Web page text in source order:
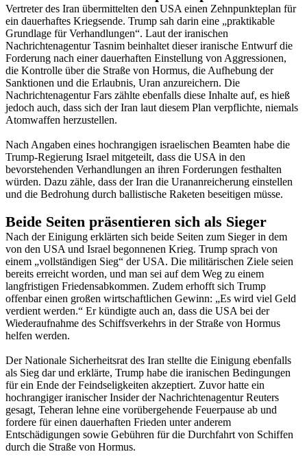
Vertreter des Iran übermittelten den USA einen Zehnpunkteplan für
ein dauerhaftes Kriegsende. Trump sah darin eine „praktikable
Grundlage für Verhandlungen“. Laut der iranischen
Nachrichtenagentur Tasnim beinhaltet dieser iranische Entwurf die
Forderung nach einer dauerhaften Einstellung von Aggressionen,
die Kontrolle über die Straße von Hormus, die Aufhebung der
Sanktionen und die Erlaubnis, Uran anzureichern. Die
Nachrichtenagentur Fars zählte ebenfalls diese Inhalte auf, es hieß
jedoch auch, dass sich der Iran laut diesem Plan verpflichte, niemals
Atomwaffen herzustellen.
Nach Angaben eines hochrangigen israelischen Beamten habe die
Trump-Regierung Israel mitgeteilt, dass die USA in den
bevorstehenden Verhandlungen an ihren Forderungen festhalten
würden. Dazu zähle, dass der Iran die Urananreicherung einstellen
und die Bedrohung durch ballistische Raketen beseitigen müsse.
Beide Seiten präsentieren sich als Sieger
Nach der Einigung erklärten sich beide Seiten zum Sieger in dem
von den USA und Israel begonnenen Krieg. Trump sprach von
einem „vollständigen Sieg“ der USA. Die militärischen Ziele seien
bereits erreicht worden, und man sei auf dem Weg zu einem
langfristigen Friedensabkommen. Zudem erhofft sich Trump
offenbar einen großen wirtschaftlichen Gewinn: „Es wird viel Geld
verdient werden.“ Er kündigte auch an, dass die USA bei der
Wiederaufnahme des Schiffsverkehrs in der Straße von Hormus
helfen werden.
Der Nationale Sicherheitsrat des Iran stellte die Einigung ebenfalls
als Sieg dar und erklärte, Trump habe die iranischen Bedingungen
für ein Ende der Feindseligkeiten akzeptiert. Zuvor hatte ein
hochrangiger iranischer Insider der Nachrichtenagentur Reuters
gesagt, Teheran lehne eine vorübergehende Feuerpause ab und
fordere für einen dauerhaften Frieden unter anderem
Entschädigungen sowie Gebühren für die Durchfahrt von Schiffen
durch die Straße von Hormus.